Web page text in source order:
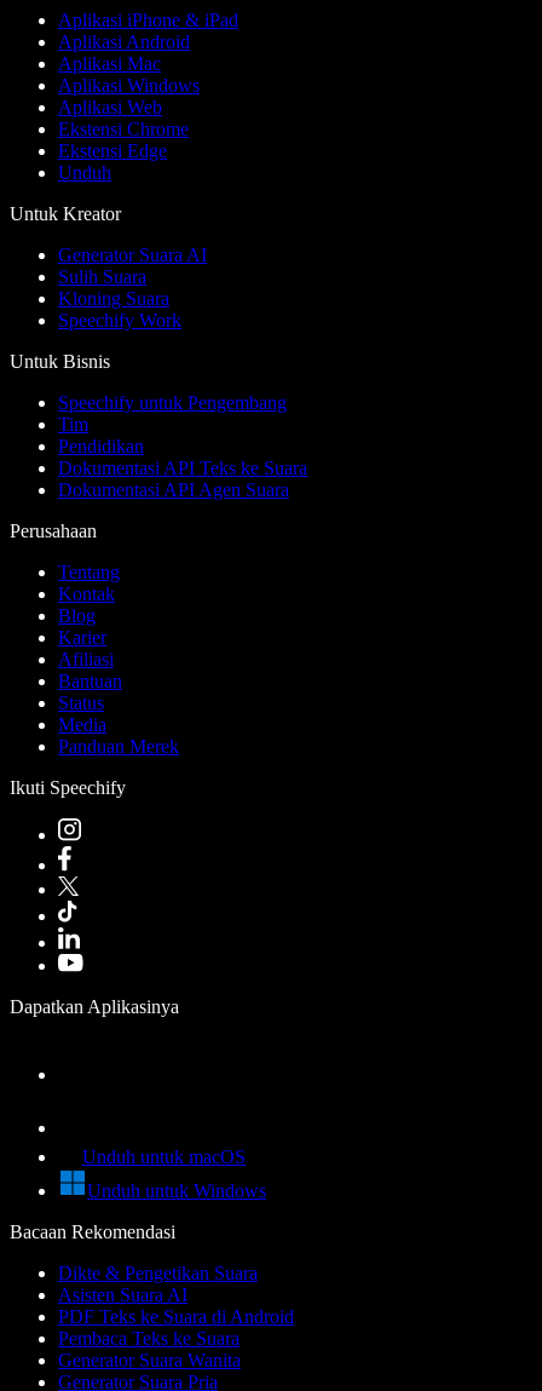
Aplikasi iPhone & iPad
Aplikasi Android
Aplikasi Mac
Aplikasi Windows
Aplikasi Web
Ekstensi Chrome
Ekstensi Edge
Unduh
Untuk Kreator
Generator Suara AI
Sulih Suara
Kloning Suara
Speechify Work
Untuk Bisnis
Speechify untuk Pengembang
Tim
Pendidikan
Dokumentasi API Teks ke Suara
Dokumentasi API Agen Suara
Perusahaan
Tentang
Kontak
Blog
Karier
Afiliasi
Bantuan
Status
Media
Panduan Merek
Ikuti Speechify
Dapatkan Aplikasinya
Unduh untuk macOS
Unduh untuk Windows
Bacaan Rekomendasi
Dikte & Pengetikan Suara
Asisten Suara AI
PDF Teks ke Suara di Android
Pembaca Teks ke Suara
Generator Suara Wanita
Generator Suara Pria